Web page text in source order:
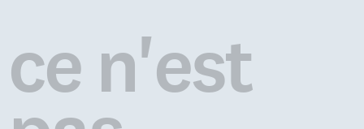
Statistique Canada sur le sujet
sont uniquement à l’échelle
nationale et provinciale. Or, un
nouveau modèle économique
par le cabinet de recherche
de langue française en Ontario,
qui n’ont vu le jour qu’en 1998»,
souligne Patrice Labelle,
ce n'est